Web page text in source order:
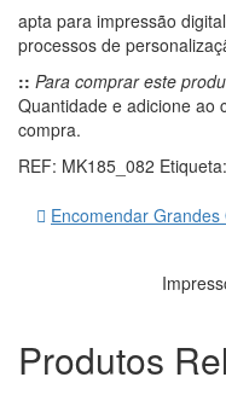
apta para impressão
processos de
:: Para comprar este
Quantidade e adicione ao
compra.
REF: MK185_082 Etiqueta:
Encomendar
Produtos